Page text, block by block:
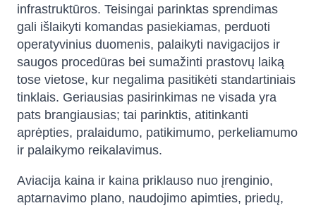
infrastruktūros. Teisingai parinktas sprendimas
gali išlaikyti komandas pasiekiamas, perduoti
operatyvinius duomenis, palaikyti navigacijos ir
saugos procedūras bei sumažinti prastovų laiką
tose vietose, kur negalima pasitikėti standartiniais
tinklais. Geriausias pasirinkimas ne visada yra
pats brangiausias; tai parinktis, atitinkanti
aprėpties, pralaidumo, patikimumo, perkeliamumo
ir palaikymo reikalavimus.
Aviacija kaina ir kaina priklauso nuo įrenginio,
aptarnavimo plano, naudojimo apimties, priedų,